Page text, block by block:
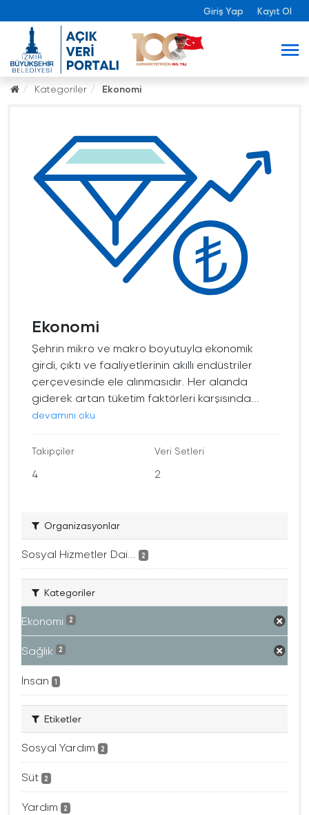
Giriş Yap Kayıt Ol
Kategoriler Ekonomi
Ekonomi
Şehrin mikro ve makro boyutuyla ekonomik
girdi, çıktı ve faaliyetlerinin akıllı endüstriler
çerçevesinde ele alınmasıdır. Her alanda
giderek artan tüketim faktörleri karşısında...
devamını oku
Takipçiler
4
Veri Setleri
2
Organizasyonlar
Sosyal Hizmetler Dai... 2
Kategoriler
Ekonomi 2
Sağlık 2
İnsan 1
Etiketler
Sosyal Yardım 2
Süt 2
Yardım 2